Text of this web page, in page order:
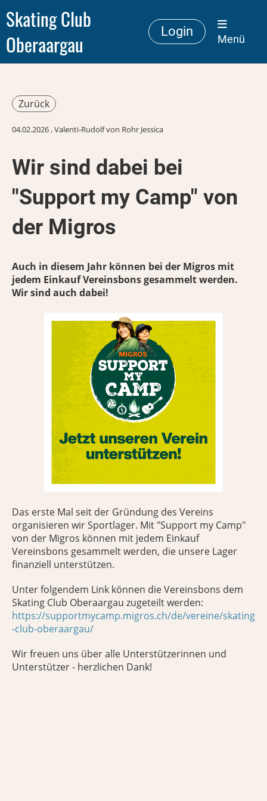
Skating Club
Oberaargau
Login
Menü
Zurück
04.02.2026, Valenti-Rudolf von Rohr Jessica
Wir sind dabei bei
"Support my Camp" von
der Migros
Auch in diesem Jahr können bei der Migros mit
jedem Einkauf Vereinsbons gesammelt werden.
Wir sind auch dabei!
Das erste Mal seit der Gründung des Vereins
organisieren wir Sportlager. Mit "Support my Camp"
von der Migros können mit jedem Einkauf
Vereinsbons gesammelt werden, die unsere Lager
finanziell unterstützen.
Unter folgendem Link können die Vereinsbons dem
Skating Club Oberaargau zugeteilt werden:
https://supportmycamp.migros.ch/de/vereine/skating
-club-oberaargau/
Wir freuen uns über alle Unterstützerinnen und
Unterstützer - herzlichen Dank!